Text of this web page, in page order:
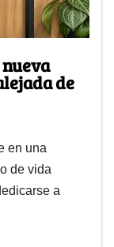
de
en una
de vida
a